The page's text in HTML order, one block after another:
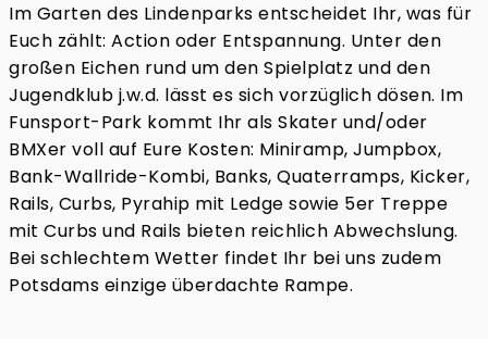
Im Garten des Lindenparks entscheidet Ihr, was für
Euch zählt: Action oder Entspannung. Unter den
großen Eichen rund um den Spielplatz und den
Jugendklub j.w.d. lässt es sich vorzüglich dösen. Im
Funsport-Park kommt Ihr als Skater und/oder
BMXer voll auf Eure Kosten: Miniramp, Jumpbox,
Bank-Wallride-Kombi, Banks, Quaterramps, Kicker,
Rails, Curbs, Pyrahip mit Ledge sowie 5er Treppe
mit Curbs und Rails bieten reichlich Abwechslung.
Bei schlechtem Wetter findet Ihr bei uns zudem
Potsdams einzige überdachte Rampe.